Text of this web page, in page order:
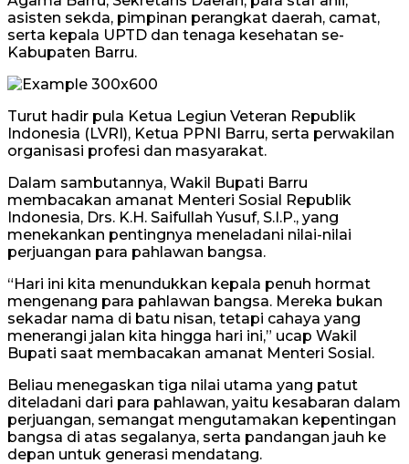
asisten sekda, pimpinan perangkat daerah, camat,
serta kepala UPTD dan tenaga kesehatan se-
Kabupaten Barru.
Turut hadir pula Ketua Legiun Veteran Republik
Indonesia (LVRI), Ketua PPNI Barru, serta perwakilan
organisasi profesi dan masyarakat.
Dalam sambutannya, Wakil Bupati Barru
membacakan amanat Menteri Sosial Republik
Indonesia, Drs. K.H. Saifullah Yusuf, S.I.P., yang
menekankan pentingnya meneladani nilai-nilai
perjuangan para pahlawan bangsa.
“Hari ini kita menundukkan kepala penuh hormat
mengenang para pahlawan bangsa. Mereka bukan
sekadar nama di batu nisan, tetapi cahaya yang
menerangi jalan kita hingga hari ini,” ucap Wakil
Bupati saat membacakan amanat Menteri Sosial.
Beliau menegaskan tiga nilai utama yang patut
diteladani dari para pahlawan, yaitu kesabaran dalam
perjuangan, semangat mengutamakan kepentingan
bangsa di atas segalanya, serta pandangan jauh ke
depan untuk generasi mendatang.